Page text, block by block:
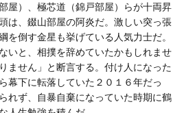
屋）、極芯道（錦戸部屋）らが十両昇
は、錣山部屋の阿炎だ。激しい突っ張
を倒す金星も挙げている人気力士だ。
いと、相撲を辞めていたかもしれませ
ません」と断言する。付け人になった
幕下に転落していた２０１６年だっ
れず、自暴自棄になっていた時期に鶴